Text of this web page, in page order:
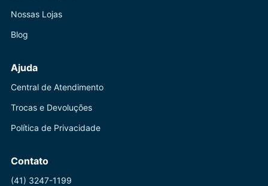
Nossas Lojas
Blog
Ajuda
Central de Atendimento
Trocas e Devoluções
Política de Privacidade
Contato
(41) 3247-1199